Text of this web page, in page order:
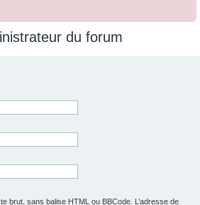
du forum
brut, sans balise HTML ou BBCode. L’adresse de